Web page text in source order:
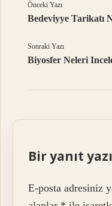
Önceki Yazı
Bedeviyye Tarikatı
Sonraki Yazı
Biyosfer Neleri
Bir yanıt
E-posta adresiniz